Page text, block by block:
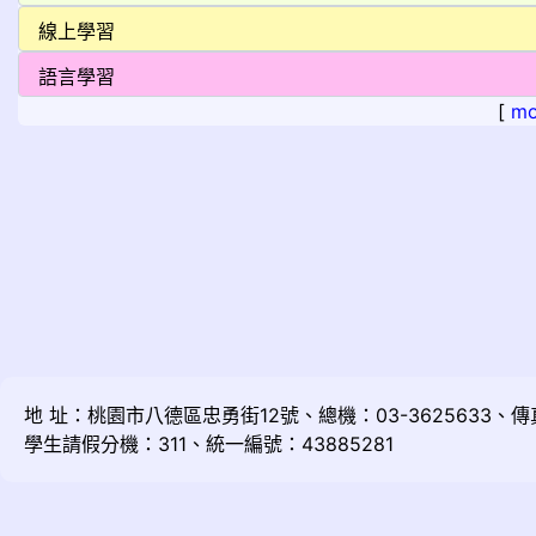
[
地 址：桃園市八德區忠勇街12號、總機：03-3625633、
學生請假分機：311、統一編號：43885281